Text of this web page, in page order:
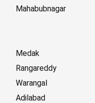
Mahabubnagar
Medak
Rangareddy
Warangal
Adilabad